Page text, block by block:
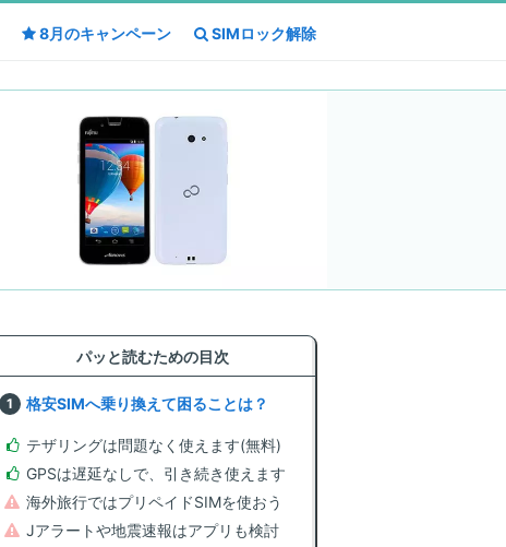
8月のキャンペーン SIMロック解除
パッと読むための目次
格安SIMへ乗り換えて困ることは？
テザリングは問題なく使えます(無料)
GPSは遅延なしで、引き続き使えます
海外旅行ではプリペイドSIMを使おう
Jアラートや地震速報はアプリも検討
8月のキャンペーン SIMロック解除